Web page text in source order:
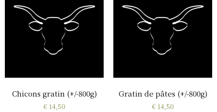
Chicons gratin (+/-800g)
€14,50
Gratin de pâtes (+/-800g)
€14,50